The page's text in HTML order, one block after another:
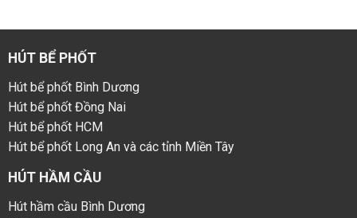
HÚT BỂ PHỐT
Hút bể phốt Bình Dương
Hút bể phốt Đồng Nai
Hút bể phốt HCM
Hút bể phốt Long An và các tỉnh Miền Tây
HÚT HẦM CẦU
Hút hầm cầu Bình Dương